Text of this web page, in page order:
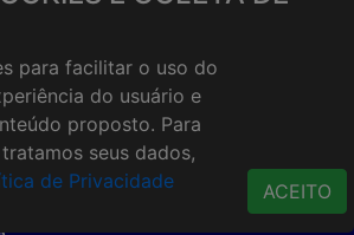
para facilitar o uso do
do usuário e
proposto. Para
seus dados,
de Privacidade ACEITO